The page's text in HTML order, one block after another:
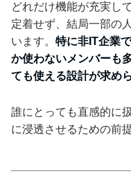
どれだけ機能が充実し
定着せず、結局一部の
います。 特に非IT企業
か使わないメンバーも
ても使える設計が求め
誰にとっても直感的に
に浸透させるための前